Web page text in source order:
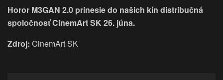
Horor M3GAN 2.0 prinesie do našich kín distribučná
spoločnosť CinemArt SK 26. júna.
Zdroj: CinemArt SK